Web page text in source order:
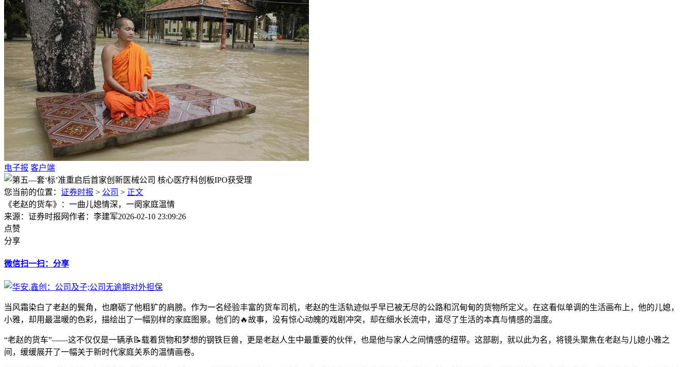
电子报 客户端
您当前的位置： 证券时报 > 公司 > 正文
《老赵的货车》：一曲儿媳情深，一阕家庭温情
来源：证券时报网作者：李建军2026-02-10 23:09:26
点赞
分享
微信扫一扫：分享
当风霜染白了老赵的鬓角，也磨砺了他粗犷的肩膀。作为一名经验丰富的货车司机，老赵的生活轨迹似乎早已被无尽的公路和沉甸甸的货物所定义。在这看似单调的生活画布上，他的儿媳，
小雅，却用最温暖的色彩，描绘出了一幅别样的家庭图景。他们的🔥故事，没有惊心动魄的戏剧冲突，却在细水长流中，道尽了生活的本真与情感的温度。
“老赵的货车”——这不仅仅是一辆承📝载着货物和梦想的钢铁巨兽，更是老赵人生中最重要的伙伴，也是他与家人之间情感的纽带。这部剧，就以此为名，将镜头聚焦在老赵与儿媳小雅之
间，缓缓展开了一幅关于新时代家庭关系的温情画卷。